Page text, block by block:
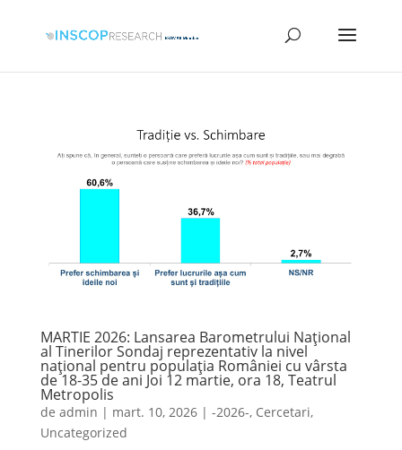
MARTIE 2026: Lansarea Barometrului Național
al Tinerilor Sondaj reprezentativ la nivel
național pentru populația României cu vârsta
de 18-35 de ani Joi 12 martie, ora 18, Teatrul
Metropolis
de admin | mart. 10, 2026| -2026-, Cercetari,
Uncategorized